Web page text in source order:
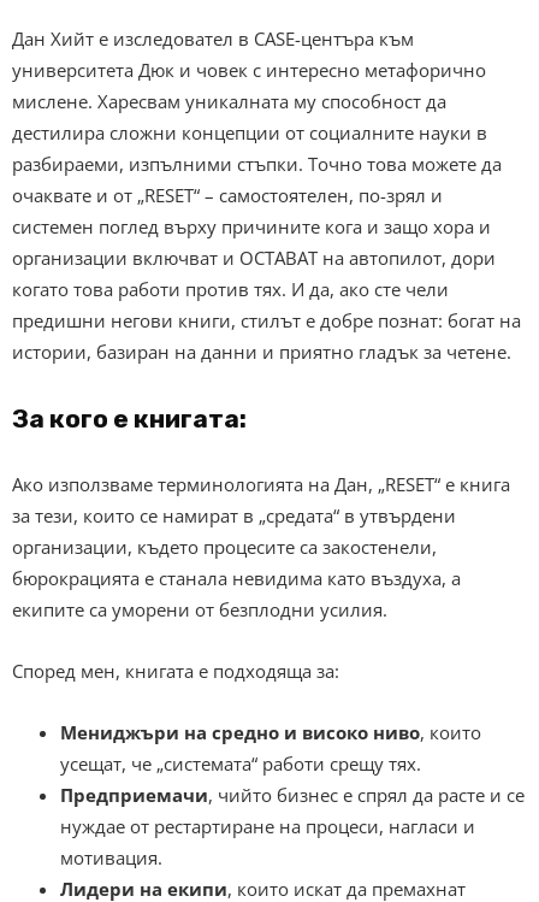
Дан Хийт е изследовател в CASE-центъра към
университета Дюк и човек с интересно метафорично
мислене. Харесвам уникалната му способност да
дестилира сложни концепции от социалните науки в
разбираеми, изпълними стъпки. Точно това можете да
очаквате и от „RESET“ – самостоятелен, по-зрял и
системен поглед върху причините кога и защо хора и
организации включват и ОСТАВАТ на автопилот, дори
когато това работи против тях. И да, ако сте чели
предишни негови книги, стилът е добре познат: богат на
истории, базиран на данни и приятно гладък за четене.
За кого е книгата:
Ако използваме терминологията на Дан, „RESET“ е книга
за тези, които се намират в „средата“ в утвърдени
организации, където процесите са закостенели,
бюрокрацията е станала невидима като въздуха, а
екипите са уморени от безплодни усилия.
Според мен, книгата е подходяща за:
Мениджъри на средно и високо ниво, които
усещат, че „системата“ работи срещу тях.
Предприемачи, чийто бизнес е спрял да расте и се
нуждае от рестартиране на процеси, нагласи и
мотивация.
Лидери на екипи, които искат да премахнат